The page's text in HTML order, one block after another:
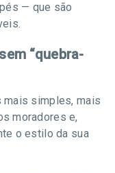
— que são
“quebra-
simples, mais
moradores e,
o estilo da sua